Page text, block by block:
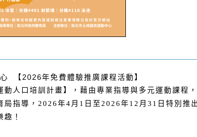
【2026年免費體驗推廣課程活動】
人口培訓計畫】，藉由專業指導與多元運動課程
指導，2026年4月1日至2026年12月31日特別推
！